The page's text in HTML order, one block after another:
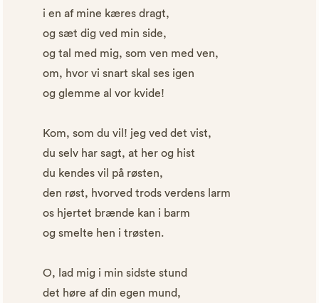
i en af mine kæres dragt,
og sæt dig ved min side,
og tal med mig, som ven med ven,
om, hvor vi snart skal ses igen
og glemme al vor kvide!
Kom, som du vil! jeg ved det vist,
du selv har sagt, at her og hist
du kendes vil på røsten,
den røst, hvorved trods verdens larm
os hjertet brænde kan i barm
og smelte hen i trøsten.
O, lad mig i min sidste stund
det høre af din egen mund,